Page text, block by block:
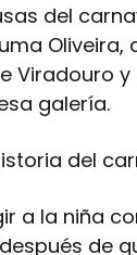
del
Viradouro
galería.
del
a la niña
de